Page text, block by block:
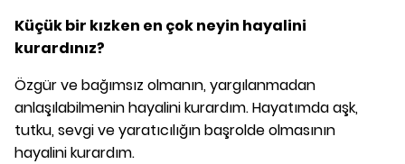
Küçük bir kızken en çok neyin hayalini
kurardınız?
Özgür ve bağımsız olmanın, yargılanmadan
anlaşılabilmenin hayalini kurardım. Hayatımda aşk,
tutku, sevgi ve yaratıcılığın başrolde olmasının
hayalini kurardım.